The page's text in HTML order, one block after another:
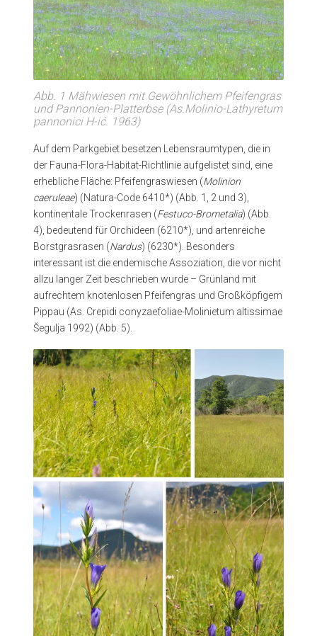
Abb. 1 Mähwiesen mit Gewöhnlichem Pfeifengras
und Pannonien-Platterbse (As.Molinio-Lathyretum
pannonici H-ić. 1963)
Auf dem Parkgebiet besetzen Lebensraumtypen, die in
der Fauna-Flora-Habitat-Richtlinie aufgelistet sind, eine
erhebliche Fläche: Pfeifengraswiesen (Molinion
caeruleae) (Natura-Code 6410*) (Abb. 1, 2 und 3),
kontinentale Trockenrasen (Festuco-Brometalia) (Abb.
4), bedeutend für Orchideen (6210*), und artenreiche
Borstgrasrasen (Nardus) (6230*). Besonders
interessant ist die endemische Assoziation, die vor nicht
allzu langer Zeit beschrieben wurde – Grünland mit
aufrechtem knotenlosen Pfeifengras und Großköpfigem
Pippau (As. Crepidi conyzaefoliae-Molinietum altissimae
Šegulja 1992) (Abb. 5).